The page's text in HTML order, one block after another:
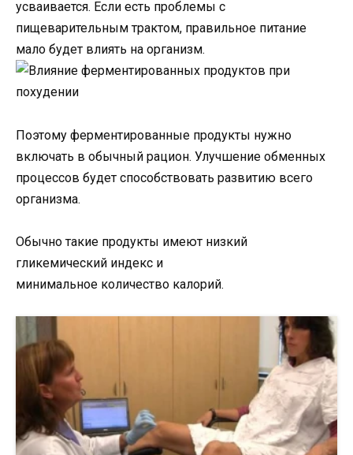
усваивается. Если есть проблемы с
пищеварительным трактом, правильное питание
мало будет влиять на организм.
Поэтому ферментированные продукты нужно
включать в обычный рацион. Улучшение обменных
процессов будет способствовать развитию всего
организма.
Обычно такие продукты имеют низкий
гликемический индекс и
минимальное количество калорий.